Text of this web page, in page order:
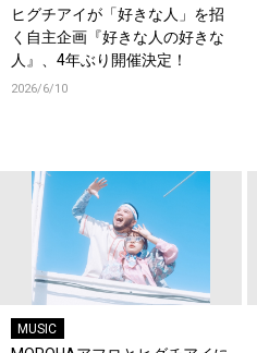
ヒグチアイが「好きな人」を招
く自主企画『好きな人の好きな
人』、4年ぶり開催決定！
2026/6/10
MUSIC